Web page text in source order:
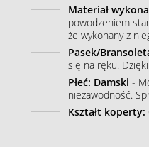
Materiał
powodzeniem
że wykonany z
Pasek/
się na ręku.
Płeć: Damski -
niezawodność.
Kształt koperty: